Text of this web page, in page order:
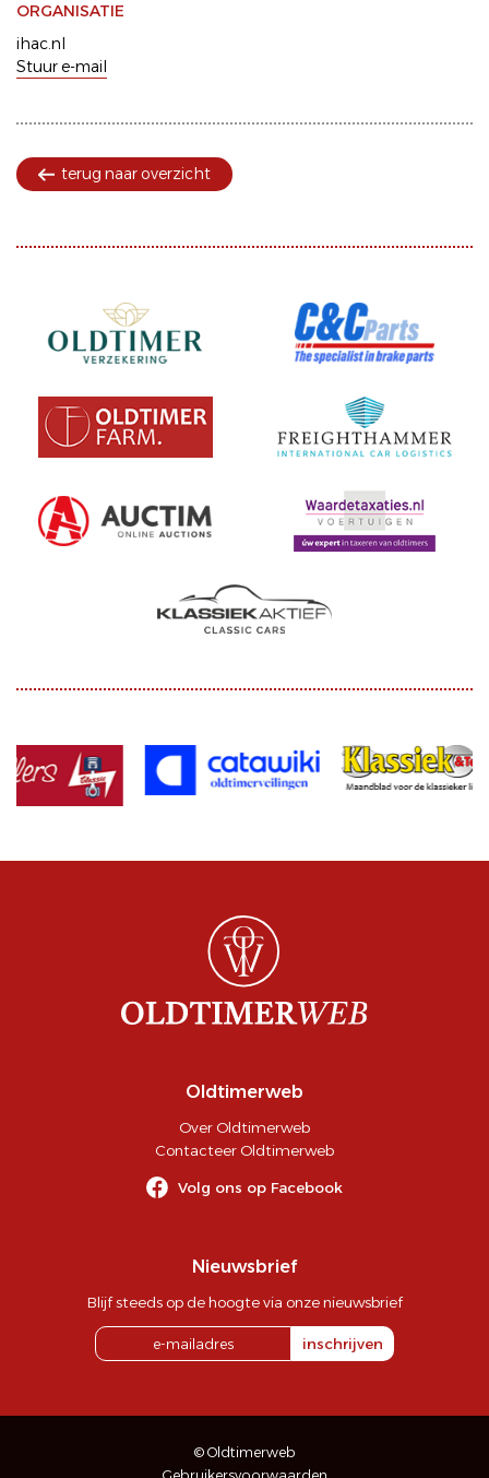
ORGANISATIE
ihac.nl
Stuur e-mail
terug naar overzicht
Oldtimerweb
Over Oldtimerweb
Contacteer Oldtimerweb
Volg ons op Facebook
Nieuwsbrief
Blijf steeds op de hoogte via onze nieuwsbrief
inschrijven
© Oldtimerweb